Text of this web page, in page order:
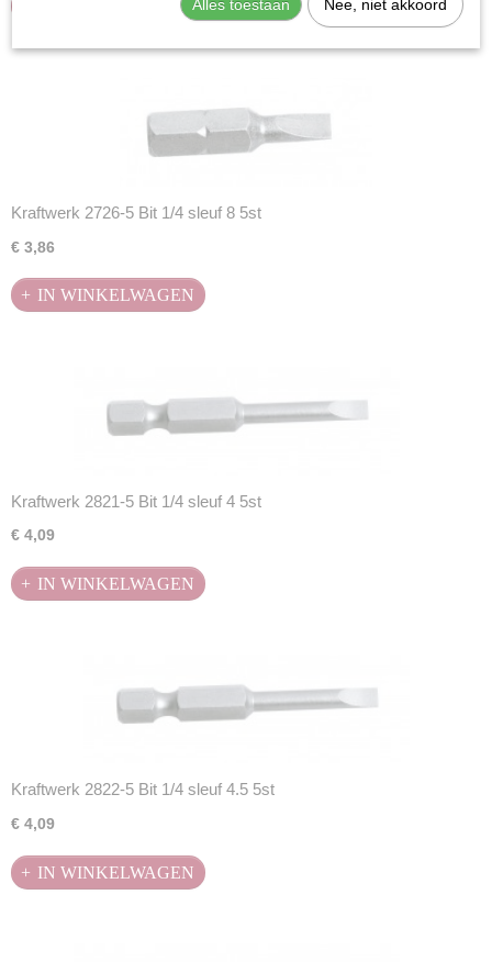
IN WINKELWAGEN
Kraftwerk 2726-5 Bit 1/4 sleuf 8 5st
€ 3,86
IN WINKELWAGEN
Kraftwerk 2821-5 Bit 1/4 sleuf 4 5st
€ 4,09
IN WINKELWAGEN
Kraftwerk 2822-5 Bit 1/4 sleuf 4.5 5st
€ 4,09
IN WINKELWAGEN
Alles toestaan Nee, niet akkoord